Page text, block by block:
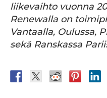
liikevaihto vuonna
Renewalla on
Vantaalla, Oulussa,
sekä Ranskassa